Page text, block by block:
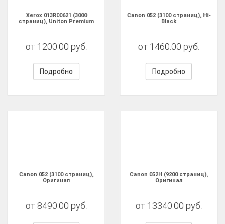
Xerox 013R00621 (3000
страниц), Uniton Premium
от 1200.00 руб.
Подробно
Canon 052 (3100 страниц), Hi-
Black
от 1460.00 руб.
Подробно
Canon 052 (3100 страниц),
Оригинал
от 8490.00 руб.
Canon 052H (9200 страниц),
Оригинал
от 13340.00 руб.